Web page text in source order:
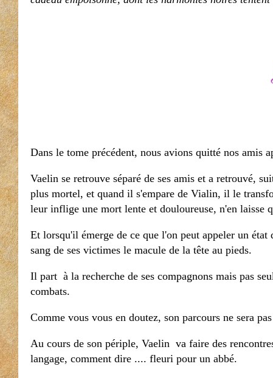
Dans le tome précédent, nous avions quitté nos
Vaelin se retrouve séparé de ses amis et a retrouvé,
plus mortel, et quand il s'empare de Vialin, il le
leur inflige une mort lente et douloureuse, n'en laisse
Et lorsqu'il émerge de ce que l'on peut appeler un
sang de ses victimes le macule de la tête au pieds.
Il part à la recherche de ses compagnons mais pas
combats.
Comme vous vous en doutez, son parcours ne sera
Au cours de son périple, Vaelin va faire des
langage, comment dire .... fleuri pour un abbé.